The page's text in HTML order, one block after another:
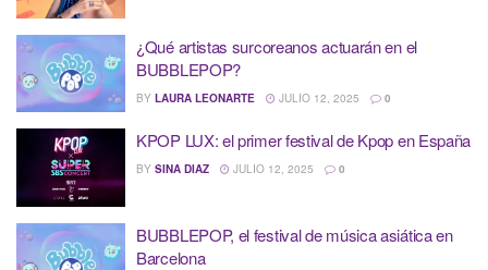
¿Qué artistas surcoreanos actuarán en el
BUBBLEPOP?
BY LAURA LEONARTE JULIO 12, 2025 0
KPOP LUX: el primer festival de Kpop en España
BY SINA DIAZ JULIO 12, 2025 0
BUBBLEPOP, el festival de música asiática en
Barcelona